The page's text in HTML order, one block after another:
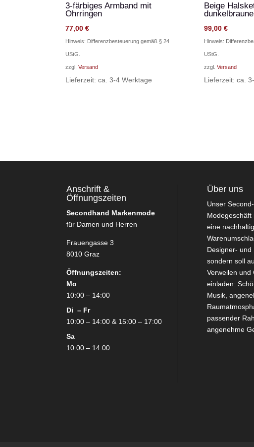
3-färbiges Armband mit
Ohrringen
77,00 €
Hinweis: Differenzbesteuerung gemäß § 24
UStG.
zzgl. Versand
Lieferzeit: ca. 3-4 Werktage
Beige
99,00€
Hinweis:
UStG.
zzgl.Versand
Lieferzeit: ca.
Anschrift &
Öffnungszeiten
Secondhand Markenmode
für Damen und Herren
Frauengasse 3
8010 Graz
Öffnungszeiten:
Mo
10:00 – 14:00
Di – Fr
10:00 – 14:00 & 15:00 – 17:00
Sa
10:00 – 14.00
Über uns
Unser
Modegeschäft
eine
Designer- und
sondern soll
Verweilen und
einladen:
Musik,
passender
angenehme